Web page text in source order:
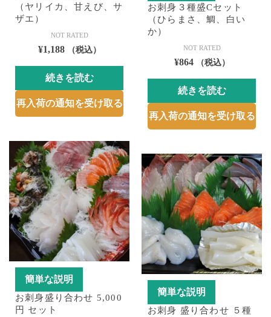
（ヤリイカ、甘えび、サ
ザエ）
NOT RATED
¥1,188 （税込）
続きを読む
再入荷の通知を受け取る
お刺身３種盛Cセット
（ひらまさ、鯛、白い
か）
NOT RATED
¥864 （税込）
続きを読む
再入荷の通知を受け取る
簡単な説明
お刺身盛り合わせ 5,000
円 セット
簡単な説明
お刺身 盛り合わせ ５種